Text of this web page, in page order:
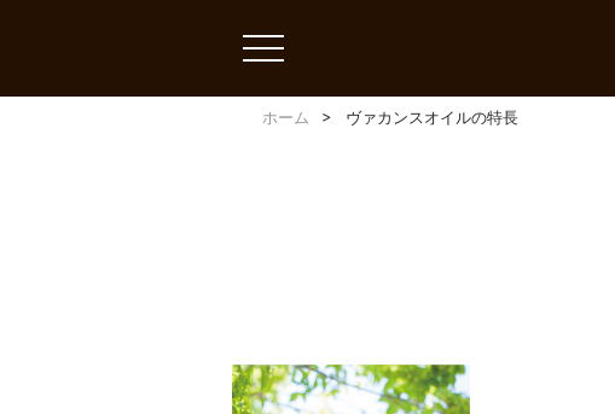
toggle
ホーム ヴァカンスオイルの特長